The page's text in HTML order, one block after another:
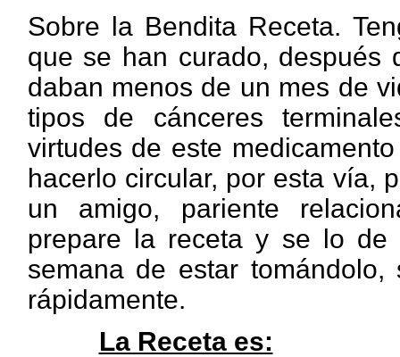
Sobre la Bendita Receta.
que se han curado,
daban menos de un mes de
tipos de cánceres
virtudes de este
hacerlo circular, por esta vía,
un amigo, pariente
prepare la receta y se lo
semana de estar
rápidamente.
La Receta es: